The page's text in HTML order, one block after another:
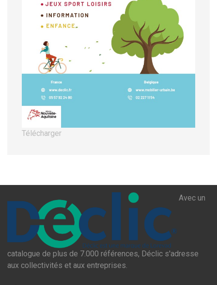
Télécharger
Avec un
catalogue de plus de 7.000 références, Déclic s'adresse
aux collectivités et aux entreprises.